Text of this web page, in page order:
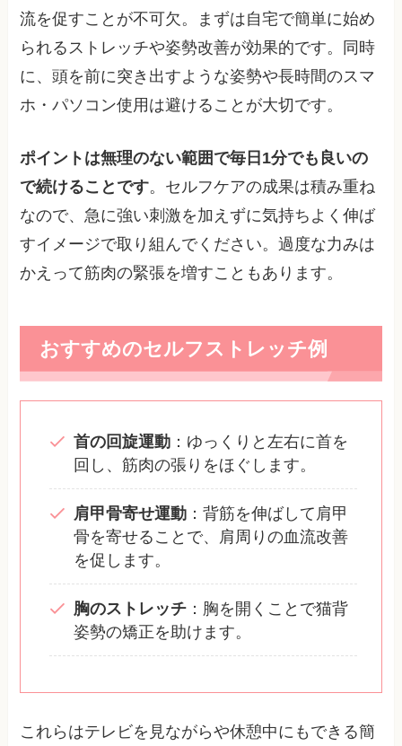
流を促すことが不可欠。まずは自宅で簡単に始め
られるストレッチや姿勢改善が効果的です。同時
に、頭を前に突き出すような姿勢や長時間のスマ
ホ・パソコン使用は避けることが大切です。
ポイントは無理のない範囲で毎日1分でも良いの
で続けることです。セルフケアの成果は積み重ね
なので、急に強い刺激を加えずに気持ちよく伸ば
すイメージで取り組んでください。過度な力みは
かえって筋肉の緊張を増すこともあります。
おすすめのセルフストレッチ例
首の回旋運動：ゆっくりと左右に首を
回し、筋肉の張りをほぐします。
肩甲骨寄せ運動：背筋を伸ばして肩甲
骨を寄せることで、肩周りの血流改善
を促します。
胸のストレッチ：胸を開くことで猫背
姿勢の矯正を助けます。
これらはテレビを見ながらや休憩中にもできる簡